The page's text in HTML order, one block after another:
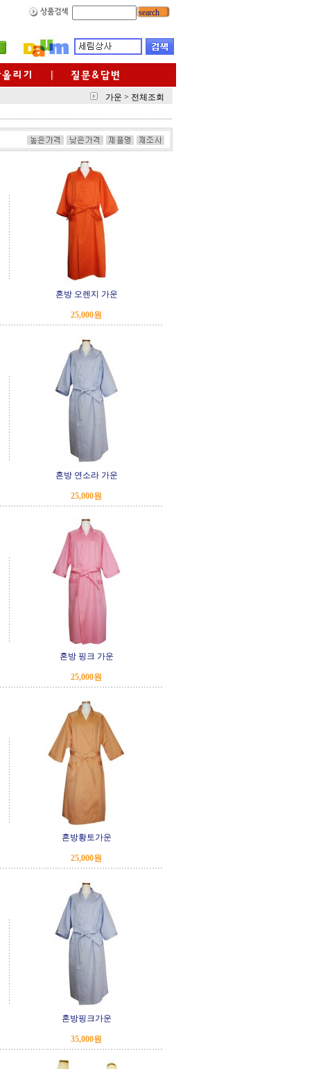
search
가운 > 전체조회
혼방 오렌지 가운
25,000원
혼방 연소라 가운
25,000원
혼방 핑크 가운
25,000원
혼방황토가운
25,000원
혼방핑크가운
35,000원